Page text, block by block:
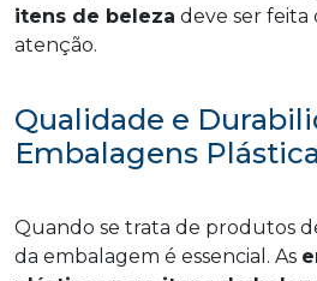
itens de beleza deve ser feita
atenção.
Qualidade e
Embalagens
Quando se trata de produtos
da embalagem é essencial. As